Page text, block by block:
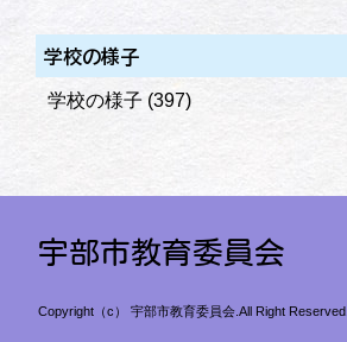
学校の様子
学校の様子 (397)
宇部市教育委員会
Copyright（c） 宇部市教育委員会.All Right Reserved.